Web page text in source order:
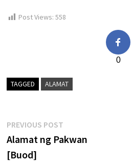
0
Post Views: 558
TAGGED ALAMAT
Post
navigation
PREVIOUS POSTPrevious
post:
Alamat ng Pakwan
[Buod]